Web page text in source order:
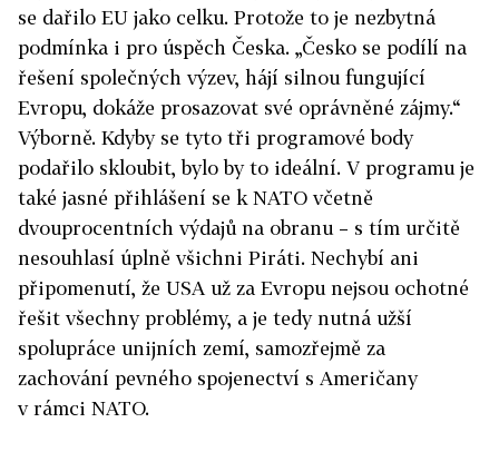
se dařilo EU jako celku. Protože to je nezbytná
podmínka i pro úspěch Česka. „Česko se podílí na
řešení společných výzev, hájí silnou fungující
Evropu, dokáže prosazovat své oprávněné zájmy.“
Výborně. Kdyby se tyto tři programové body
podařilo skloubit, bylo by to ideální. V programu je
také jasné přihlášení se k NATO včetně
dvouprocentních výdajů na obranu – s tím určitě
nesouhlasí úplně všichni Piráti. Nechybí ani
připomenutí, že USA už za Evropu nejsou ochotné
řešit všechny problémy, a je tedy nutná užší
spolupráce unijních zemí, samozřejmě za
zachování pevného spojenectví s Američany
v rámci NATO.